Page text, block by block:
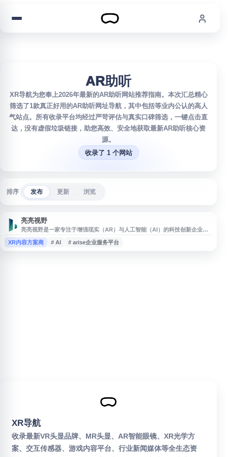
AR助听
XR导航为您奉上2026年最新的AR助听网站推荐指南。本次汇总精心
筛选了1款真正好用的AR助听网址导航，其中包括等业内公认的高人
气站点。所有收录平台均经过严苛评估与真实口碑筛选，一键点击直
达，没有虚假垃圾链接，助您高效、安全地获取最新AR助听核心资
源。
收录了 1 个网站
排序 发布 更新 浏览
亮亮视野
亮亮视野是一家专注于增强现实（AR）与人工智能（AI）的科技创新企业，
面向企业级客户提供AR智能眼镜、远程协作、巡检、警务、测温及听力辅助
等解决方案。其产品与服务应用于工业制造、航空机务、石油化工等场景，帮
XR内容方案商 # AI # arise企业服务平台
XR导航
收录最新VR头显品牌、MR头显、AR智能眼镜、XR光学方
案、交互传感器、游戏内容平台、行业新闻媒体等全生态资